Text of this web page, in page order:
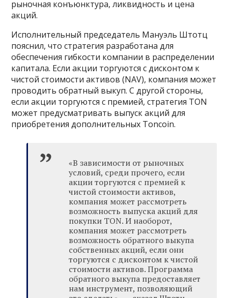
рыночная конъюнктура, ликвидность и цена
акций.
Исполнительный председатель Мануэль Штотц
пояснил, что стратегия разработана для
обеспечения гибкости компании в распределении
капитала. Если акции торгуются с дисконтом к
чистой стоимости активов (NAV), компания может
проводить обратный выкуп. С другой стороны,
если акции торгуются с премией, стратегия TON
может предусматривать выпуск акций для
приобретения дополнительных Toncoin.
«В зависимости от рыночных
условий, среди прочего, если
акции торгуются с премией к
чистой стоимости активов,
компания может рассмотреть
возможность выпуска акций для
покупки TON. И наоборот,
компания может рассмотреть
возможность обратного выкупа
собственных акций, если они
торгуются с дисконтом к чистой
стоимости активов. Программа
обратного выкупа предоставляет
нам инструмент, позволяющий